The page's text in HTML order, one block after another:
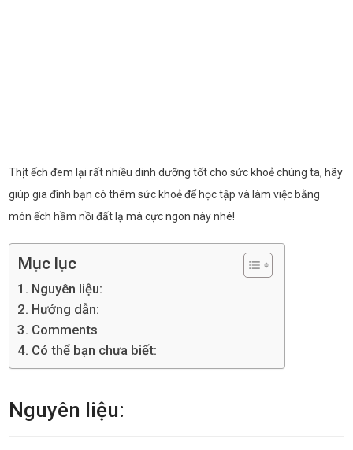
Thịt ếch đem lại rất nhiều dinh dưỡng tốt cho sức khoẻ chúng ta, hãy
giúp gia đình bạn có thêm sức khoẻ để học tập và làm việc bằng
món ếch hầm nồi đất lạ mà cực ngon này nhé!
Mục lục
Nguyên liệu:
Hướng dẫn:
Comments
Có thể bạn chưa biết:
Nguyên liệu: